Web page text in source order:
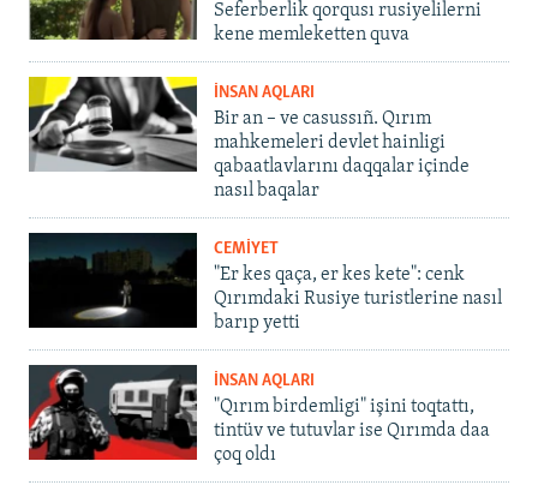
Seferberlik qorqusı rusiyelilerni
kene memleketten quva
İNSAN AQLARI
Bir an – ve casussıñ. Qırım
mahkemeleri devlet hainligi
qabaatlavlarını daqqalar içinde
nasıl baqalar
CEMİYET
"Er kes qaça, er kes kete": cenk
Qırımdaki Rusiye turistlerine nasıl
barıp yetti
İNSAN AQLARI
"Qırım birdemligi" işini toqtattı,
tintüv ve tutuvlar ise Qırımda daa
çoq oldı